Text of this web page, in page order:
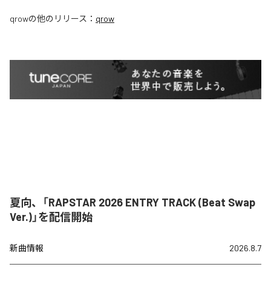
qrowの他のリリース： qrow
夏向、「RAPSTAR 2026 ENTRY TRACK (Beat Swap
Ver.)」を配信開始
新曲情報 2026.8.7